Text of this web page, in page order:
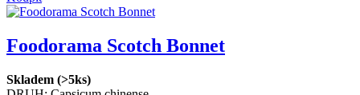
Foodorama Scotch Bonnet
Skladem (>5ks)